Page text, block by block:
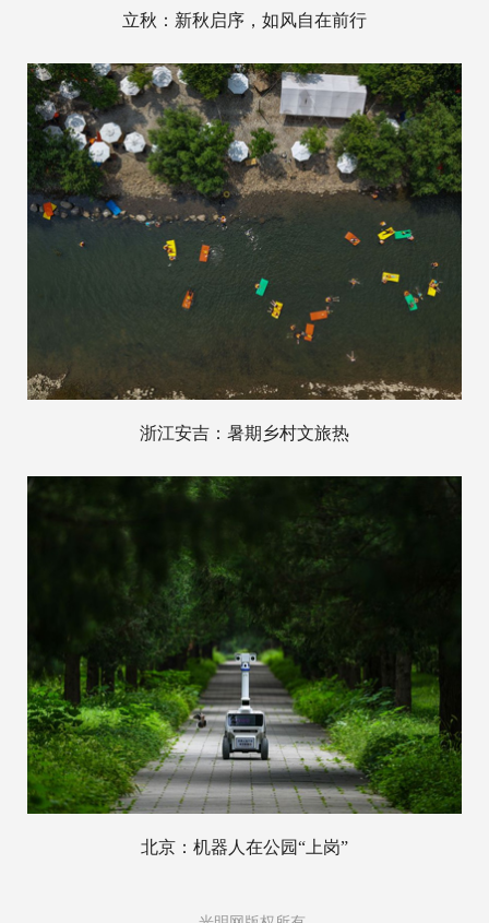
立秋：新秋启序，如风自在前行
浙江安吉：暑期乡村文旅热
北京：机器人在公园“上岗”